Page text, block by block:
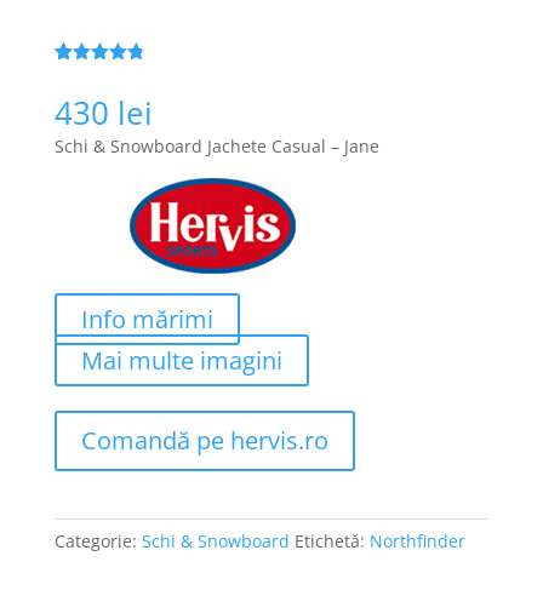
pe baza a
de evaluări
de la clienți
430 lei
Schi & Snowboard Jachete Casual – Jane
Info mărimi
Mai multe imagini
Comandă pe hervis.ro
Categorie: Schi & Snowboard Etichetă: Northfinder